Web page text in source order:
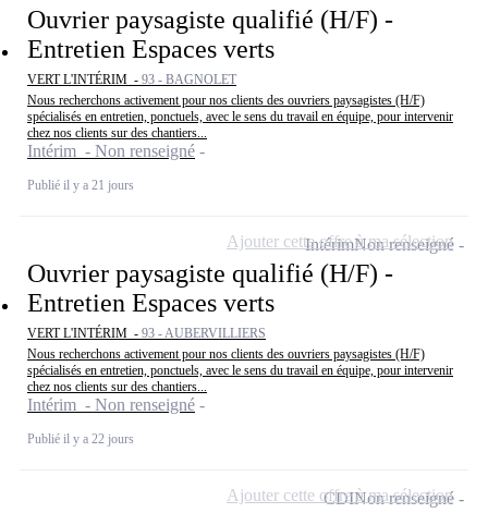
Ouvrier paysagiste qualifié (H/F) -
Entretien Espaces verts
VERT L'INTÉRIM - 93 - BAGNOLET
Nous recherchons activement pour nos clients des ouvriers paysagistes (H/F)
spécialisés en entretien, ponctuels, avec le sens du travail en équipe, pour intervenir
chez nos clients sur des chantiers...
Intérim - Non renseigné
Publié il y a 21 jours
Ouvrier paysagiste qualifié (H/F) -
Entretien Espaces verts
VERT L'INTÉRIM - 93 - AUBERVILLIERS
Nous recherchons activement pour nos clients des ouvriers paysagistes (H/F)
spécialisés en entretien, ponctuels, avec le sens du travail en équipe, pour intervenir
chez nos clients sur des chantiers...
Intérim - Non renseigné
Publié il y a 22 jours
IntérimNon renseigné
Ajouter cette offre à ma sélection
CDINon renseigné
Ajouter cette offre à ma sélection